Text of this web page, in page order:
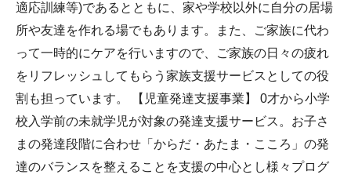
適応訓練等)であるとともに、家や学校以外に自分の居場
所や友達を作れる場でもあります。また、ご家族に代わ
って一時的にケアを行いますので、ご家族の日々の疲れ
をリフレッシュしてもらう家族支援サービスとしての役
割も担っています。 【児童発達支援事業】 0才から小学
校入学前の未就学児が対象の発達支援サービス。お子さ
まの発達段階に合わせ「からだ・あたま・こころ」の発
達のバランスを整えることを支援の中心とし様々プログ